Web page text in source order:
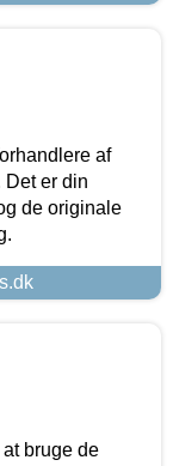
af
er din
de originale
bruge de